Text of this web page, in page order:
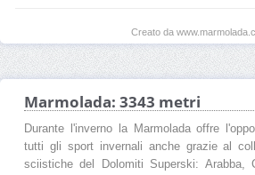
Creato da
Marmolada: 3343 metri
Durante l'inverno la Marmolada offre
tutti gli sport invernali anche grazie al
sciistiche del Dolomiti Superski: Arabba,